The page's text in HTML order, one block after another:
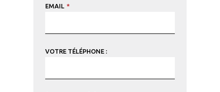
EMAIL *
VOTRE TÉLÉPHONE :